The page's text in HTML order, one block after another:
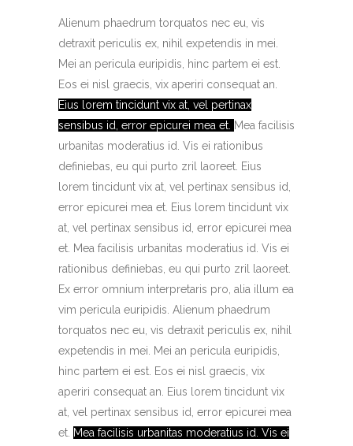
Alienum phaedrum torquatos nec eu, vis
detraxit periculis ex, nihil expetendis in mei.
Mei an pericula euripidis, hinc partem ei est.
Eos ei nisl graecis, vix aperiri consequat an.
Eius lorem tincidunt vix at, vel pertinax
sensibus id, error epicurei mea et. Mea facilisis
urbanitas moderatius id. Vis ei rationibus
definiebas, eu qui purto zril laoreet. Eius
lorem tincidunt vix at, vel pertinax sensibus id,
error epicurei mea et. Eius lorem tincidunt vix
at, vel pertinax sensibus id, error epicurei mea
et. Mea facilisis urbanitas moderatius id. Vis ei
rationibus definiebas, eu qui purto zril laoreet.
Ex error omnium interpretaris pro, alia illum ea
vim pericula euripidis. Alienum phaedrum
torquatos nec eu, vis detraxit periculis ex, nihil
expetendis in mei. Mei an pericula euripidis,
hinc partem ei est. Eos ei nisl graecis, vix
aperiri consequat an. Eius lorem tincidunt vix
at, vel pertinax sensibus id, error epicurei mea
et. Mea facilisis urbanitas moderatius id. Vis ei